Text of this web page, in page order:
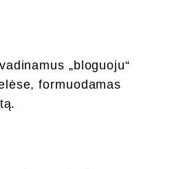
„bloguoju“
formuodamas